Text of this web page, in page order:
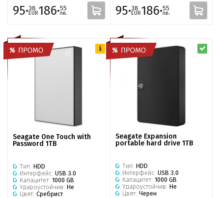
95·38
EUR186·55
лв. 95·38
EUR186·55
лв.
Seagate One Touch with
Password 1TB
Тип: HDD
Интерфейс: USB 3.0
Капацитет: 1000 GB
Удароустойчив: Не
Цвят: Сребрист
Seagate Expansion
portable hard drive 1TB
Тип: HDD
Интерфейс: USB 3.0
Капацитет: 1000 GB
Удароустойчив: Не
Цвят: Черен